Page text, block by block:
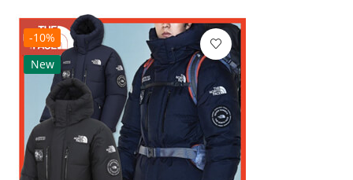
-10%
New